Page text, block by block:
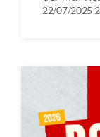
22/07/2025